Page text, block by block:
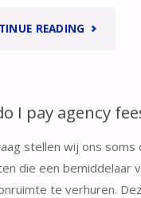
READING "MAG
I pay agency
stellen wij ons
die een bemiddelaar
te verhuren.